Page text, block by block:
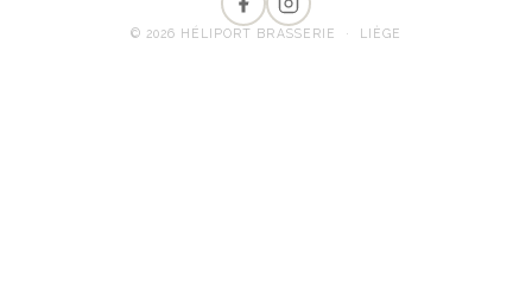
© 2026 HÉLIPORT BRASSERIE · LIÈGE